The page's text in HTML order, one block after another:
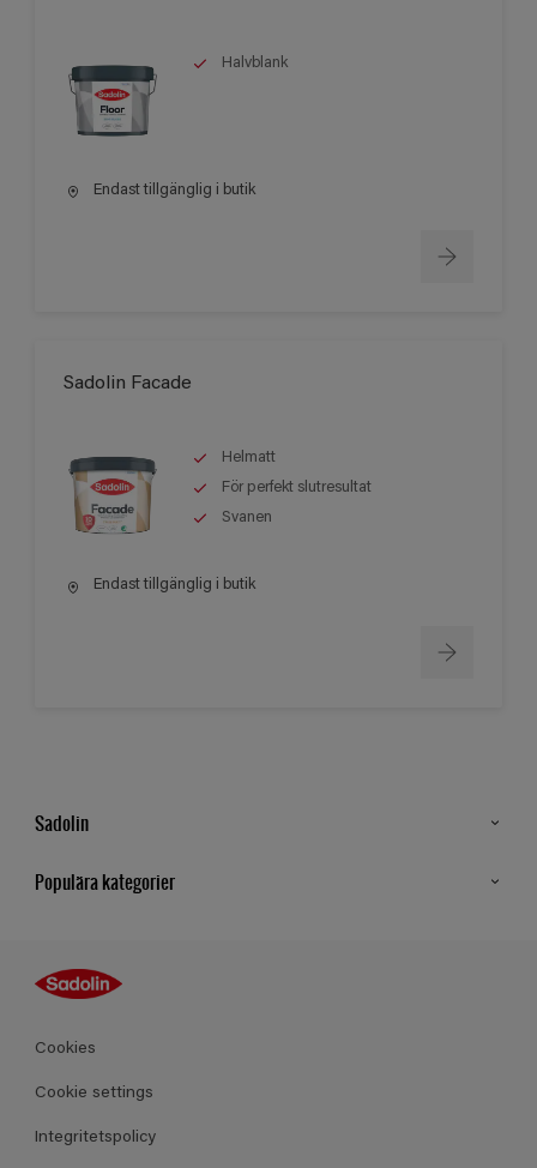
Halvblank
Endast tillgänglig i butik
Sadolin Facade
Helmatt
För perfekt slutresultat
Svanen
Endast tillgänglig i butik
Sadolin
Populära kategorier
Kulörer
Produkter
Cookies
Cookie settings
Integritetspolicy